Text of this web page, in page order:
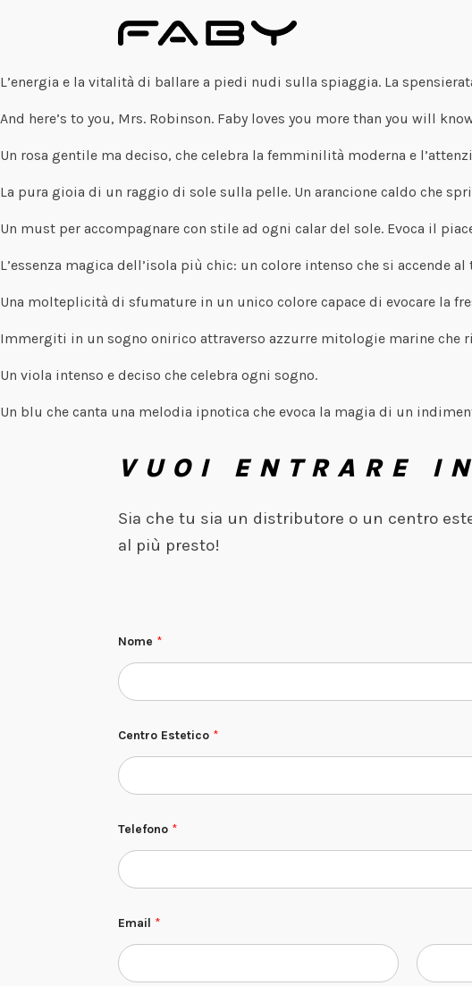
L’energia e la vitalità di ballare a piedi nudi sulla spiaggia. La
And here’s to you, Mrs. Robinson. Faby loves you more than you will
Un rosa gentile ma deciso, che celebra la femminilità moderna e
La pura gioia di un raggio di sole sulla pelle. Un arancione caldo che
Un must per accompagnare con stile ad ogni calar del sole. Evoca il
L’essenza magica dell’isola più chic: un colore intenso che si accende
Una molteplicità di sfumature in un unico colore capace di evocare la
Immergiti in un sogno onirico attraverso azzurre mitologie marine che
Un viola intenso e deciso che celebra ogni sogno.
Un blu che canta una melodia ipnotica che evoca la magia di un
VUOI ENTRARE
Sia che tu sia un distributore o un centro
al più presto!
Nome *
Centro Estetico *
s
e
t
o
e
n
Telefono *
Email *